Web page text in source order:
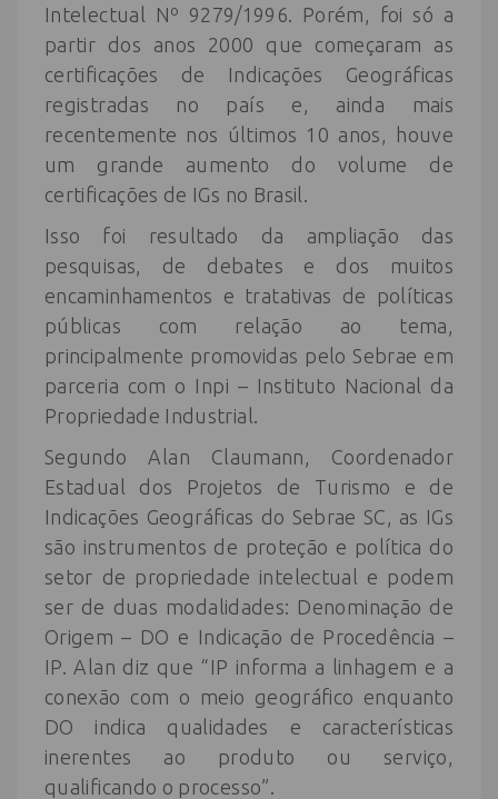
Intelectual Nº 9279/1996. Porém, foi só a
partir dos anos 2000 que começaram as
certificações de Indicações Geográficas
registradas no país e, ainda mais
recentemente nos últimos 10 anos, houve
um grande aumento do volume de
certificações de IGs no Brasil.
Isso foi resultado da ampliação das
pesquisas, de debates e dos muitos
encaminhamentos e tratativas de políticas
públicas com relação ao tema,
principalmente promovidas pelo Sebrae em
parceria com o Inpi – Instituto Nacional da
Propriedade Industrial.
Segundo Alan Claumann, Coordenador
Estadual dos Projetos de Turismo e de
Indicações Geográficas do Sebrae SC, as IGs
são instrumentos de proteção e política do
setor de propriedade intelectual e podem
ser de duas modalidades: Denominação de
Origem – DO e Indicação de Procedência –
IP. Alan diz que “IP informa a linhagem e a
conexão com o meio geográfico enquanto
DO indica qualidades e características
inerentes ao produto ou serviço,
qualificando o processo”.